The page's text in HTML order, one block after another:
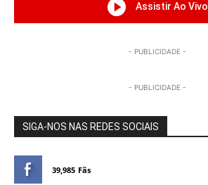
Assistir Ao Vivo
- PUBLICIDADE -
- PUBLICIDADE -
SIGA-NOS NAS REDES SOCIAIS
39,985 Fãs